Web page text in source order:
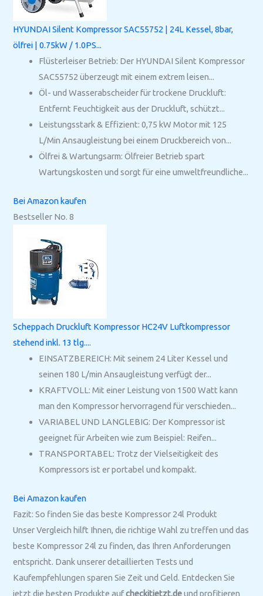
HYUNDAI Silent Kompressor SAC55752 | 24L Kessel, 8bar,
ölfrei | 0.75kW / 1.0PS...
Flüsterleiser Betrieb: Der HYUNDAI Silent Kompressor
SAC55752 überzeugt mit einem extrem leisen...
Öl- und Wasserabscheider für trockene Druckluft:
Entfernt Feuchtigkeit aus der Druckluft, schützt...
Leistungsstark & Effizient: 0,75 kW Motor mit 125
L/Min Ansaugleistung bei einem Druckbereich von...
Ölfrei & Wartungsarm: Ölfreier Betrieb spart
Wartungskosten und sorgt für eine umweltfreundliche...
Bei Amazon kaufen
Bestseller No. 8
Scheppach Druckluft Kompressor HC24V Luftkompressor
stehend inkl. 13 tlg....
EINSATZBEREICH: Mit seinem 24 Liter Kessel und
seinen 180 L/min Ansaugleistung verfügt der...
KRAFTVOLL: Mit einer Leistung von 1500 Watt kann
man den Kompressor hervorragend für verschieden...
VARIABEL UND LANGLEBIG: Der Kompressor ist
geeignet für Arbeiten wie zum Beispiel: Reifen...
TRANSPORTABEL: Trotz der Vielseitigkeit des
Kompressors ist er portabel und kompakt.
Bei Amazon kaufen
Fazit: So finden Sie das beste Kompressor 24l Produkt
Unser Vergleich hilft Ihnen, die richtige Wahl zu treffen und das
beste Kompressor 24l zu finden, das Ihren Anforderungen
entspricht. Dank unserer detaillierten Tests und
Kaufempfehlungen sparen Sie Zeit und Geld. Entdecken Sie
jetzt die besten Produkte aufcheckitjetzt.deund profitieren